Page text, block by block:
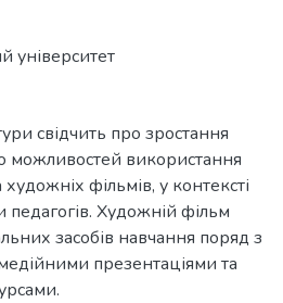
університет
свідчить про зростання
можливостей використання
фільмів, у контексті
педагогів. Художній фільм
засобів навчання поряд з
презентаціями та